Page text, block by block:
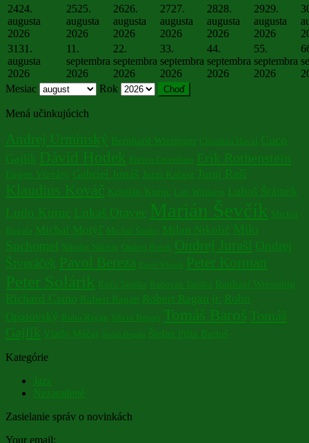
2424.
augusta
2026
2525.
augusta
2026
2626.
augusta
2026
2727.
augusta
2026
2828.
augusta
2026
2929.
augusta
2026
31 31.
augusta
2026
1 1.
septembra
2026
22.
septembra
2026
33.
septembra
2026
44.
septembra
2026
55.
septembra
2026
6
Mesiac
Rok
Mená učinkujúcich
Andrej Urminský Bernhard Wiesinger Christian Havel Cuco
Gajlík Dávid Hodek Enrico Crivellaro Erik Rothenstein
Eugen Vizváry Gabriel Jonáš Juraj Kalasz Juraj Raši
Klaudius Kováč Kristián Kuruc Lori Williams Luboš Šrámek
Ludo Kuruc Lukaš Oravec Marián Ševčík Michal
Bugala Michal Motýľ Michal Šimko Milan Nikolič Milo
Suchomel Nikolaj Nikitin Ondrej Botek Ondrej Juraši Ondrej
Štveráček Pavol Bereza Pawel Wlosok Peter Korman
Peter Solárik Rado Tariška Radovan Tariška Raphael Wressinig
Richard Csino Robert Ragan Robert Ragan jr. Robo
Opatovský Robo Ragan Silvio Berger Tomáš Baroš Tomáš
Gajlík Vlado Máčaj Štefan Bugala Štefan Pišta Bartuš
Kategórie
Jazz
Nezaradené
Zasielanie správ o novinkách
Your email: